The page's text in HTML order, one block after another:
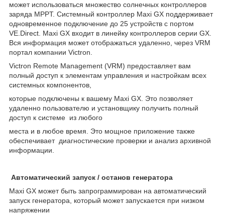
может использоваться множество солнечных контроллеров
заряда MPPT. Системный контроллер Maxi GX поддерживает
одновременное подключение до 25 устройств с портом
VE.Direct. Maxi GX входит в линейку контроллеров серии GX.
Вся информация может отображаться удаленно, через VRM
портал компании Victron.
Victron Remote Management (VRM) предоставляет вам
полный доступ к элементам управления и настройкам всех
системных компонентов,
которые подключены к вашему Maxi GX. Это позволяет
удаленно пользователю и установщику получить полный
доступ к системе из любого
места и в любое время. Это мощное приложение также
обеспечивает диагностические проверки и анализ архивной
информации.
Автоматический запуск / останов генератора
Maxi GX может быть запрограммирован на автоматический
запуск генератора, который может запускается при низком
напряжении